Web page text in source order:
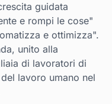
guidata
e rompi le cose"
e ottimizza".
unito alla
di lavoratori di
lavoro umano nel